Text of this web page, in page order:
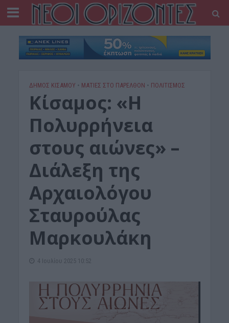
ΔΉΜΟΣ ΚΙΣΆΜΟΥ • ΜΑΤΙΕΣ ΣΤΟ ΠΑΡΕΛΘΟΝ • ΠΟΛΙΤΙΣΜΟΣ
Κίσαμος: «Η
Πολυρρήνεια
στους αιώνες» –
Διάλεξη της
Αρχαιολόγου
Σταυρούλας
Μαρκουλάκη
4 Ιουλίου 2025 10:52